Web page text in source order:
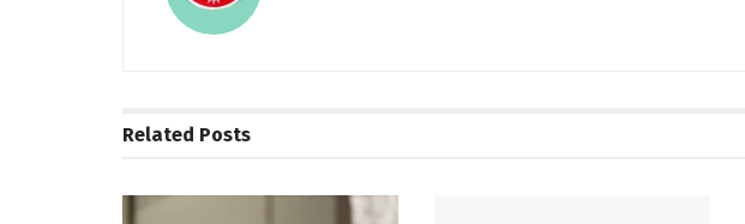
Related Posts